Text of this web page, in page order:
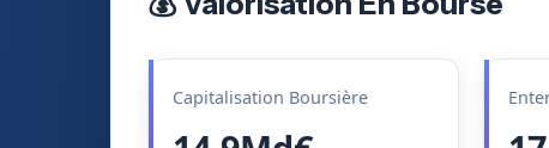
Capitalisation Boursière